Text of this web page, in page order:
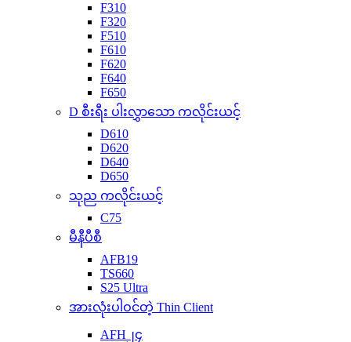
F310
F320
F510
F610
F620
F640
F650
D စီးရီး ပါးလွှာသော ကလိုင်းယင့်
D610
D620
D640
D650
သုည ကလိုင်းယင့်
C75
မီနီပီစီ
AFB19
TS660
S25 Ultra
အားလုံးပါဝင်တဲ့ Thin Client
AFH၂၄